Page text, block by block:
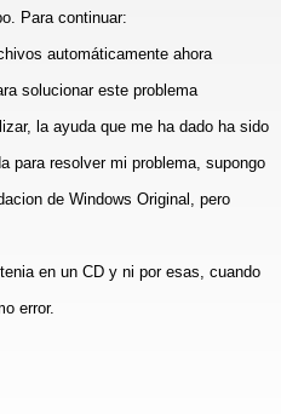
Para continuar:
automáticamente ahora
solucionar este problema
la ayuda que me ha dado ha sido
para resolver mi problema, supongo
de Windows Original, pero
en un CD y ni por esas, cuando
error.